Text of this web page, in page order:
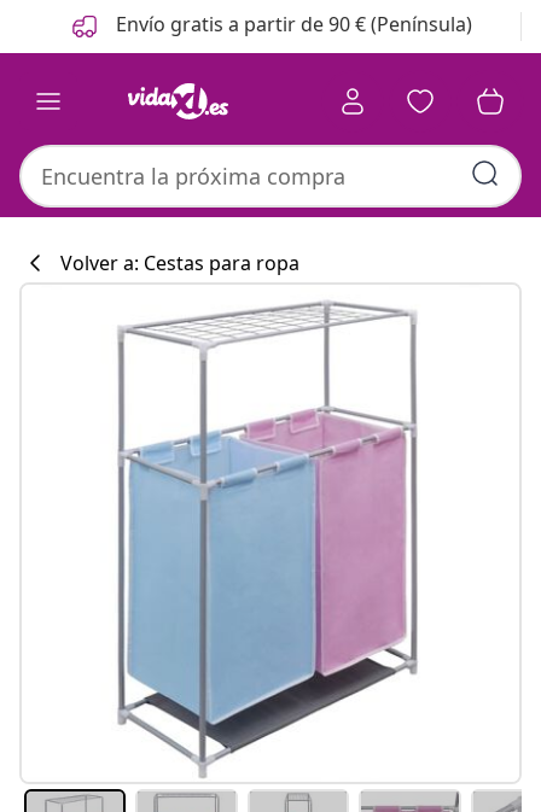
Anterior
Siguiente Envío gratis a partir de 90 € (Península)
#sharemevidaxl
Colección de
Volver a: Cestas para ropa